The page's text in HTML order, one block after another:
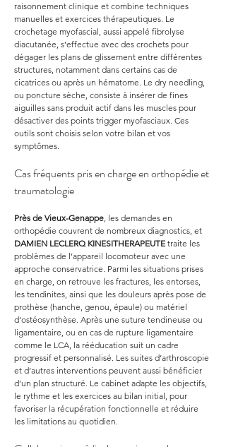
raisonnement clinique et combine techniques
manuelles et exercices thérapeutiques. Le
crochetage myofascial, aussi appelé fibrolyse
diacutanée, s’effectue avec des crochets pour
dégager les plans de glissement entre différentes
structures, notamment dans certains cas de
cicatrices ou après un hématome. Le dry needling,
ou poncture sèche, consiste à insérer de fines
aiguilles sans produit actif dans les muscles pour
désactiver des points trigger myofasciaux. Ces
outils sont choisis selon votre bilan et vos
symptômes.
Cas fréquents pris en charge en orthopédie et
traumatologie
Près de Vieux-Genappe, les demandes en
orthopédie couvrent de nombreux diagnostics, et
DAMIEN LECLERQ KINESITHERAPEUTE traite les
problèmes de l’appareil locomoteur avec une
approche conservatrice. Parmi les situations prises
en charge, on retrouve les fractures, les entorses,
les tendinites, ainsi que les douleurs après pose de
prothèse (hanche, genou, épaule) ou matériel
d’ostéosynthèse. Après une suture tendineuse ou
ligamentaire, ou en cas de rupture ligamentaire
comme le LCA, la rééducation suit un cadre
progressif et personnalisé. Les suites d’arthroscopie
et d’autres interventions peuvent aussi bénéficier
d’un plan structuré. Le cabinet adapte les objectifs,
le rythme et les exercices au bilan initial, pour
favoriser la récupération fonctionnelle et réduire
les limitations au quotidien.